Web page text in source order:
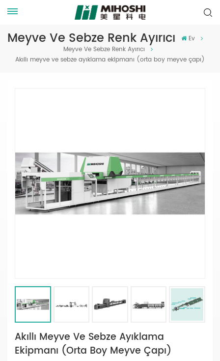
Meyve Ve Sebze Renk Ayırıcı
Ev
Meyve Ve Sebze Renk Ayırıcı
Akıllı meyve ve sebze ayıklama ekipmanı (orta boy meyve çapı)
Akıllı Meyve Ve Sebze Ayıklama
Ekipmanı (orta Boy Meyve Çapı)